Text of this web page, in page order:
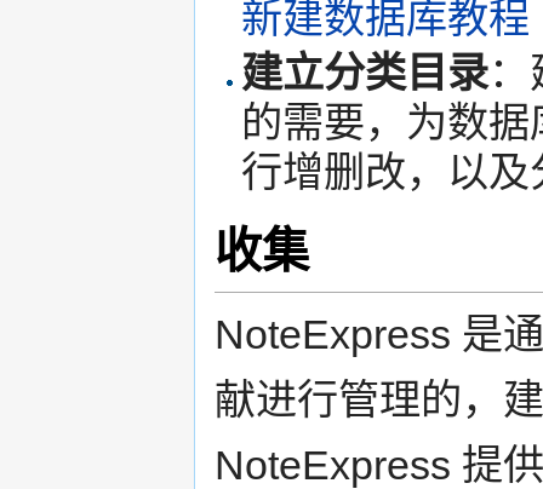
新建数据库教程
建立分类目录：
的需要，为数
行增删改，以
收集
NoteExpress 是
献进行管理的，
NoteExpress 提